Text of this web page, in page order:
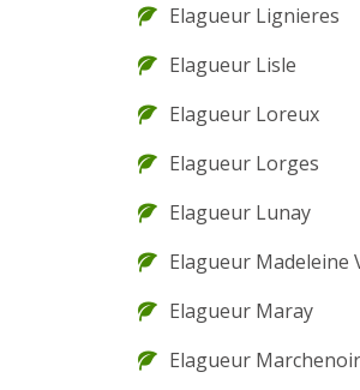
Elagueur Lignieres
Elagueur Lisle
Elagueur Loreux
Elagueur Lorges
Elagueur Lunay
Elagueur Madeleine
Elagueur Maray
Elagueur Marchenoir